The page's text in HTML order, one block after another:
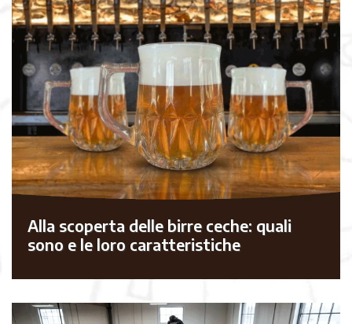
Alla scoperta delle birre ceche: quali
sono e le loro caratteristiche